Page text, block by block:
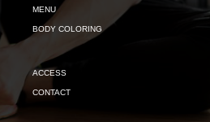
MENU
BODY COLORING
ACCESS
CONTACT